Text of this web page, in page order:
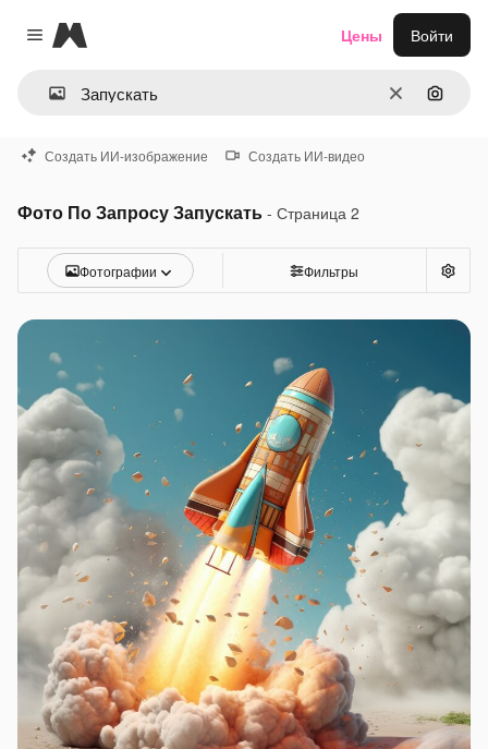
Close menu
Magnific
ОчиститьПоиск
Цены Войти
Создать ИИ-изображение Создать ИИ-видео
Фото По Запросу Запускать - Страница 2
Фотографии Фильтры